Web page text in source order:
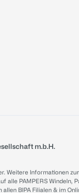
m.b.H.
Weitere Informationen
alle PAMPERS
BIPA Filialen & im